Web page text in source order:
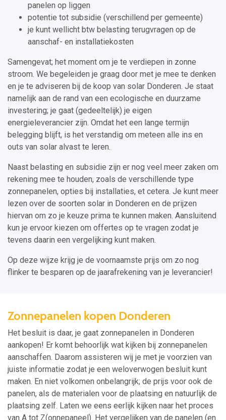
panelen op liggen
potentie tot subsidie (verschillend per gemeente)
je kunt wellicht btw belasting terugvragen op de
aanschaf- en installatiekosten
Samengevat; het moment om je te verdiepen in zonne
stroom. We begeleiden je graag door met je mee te denken
en je te adviseren bij de koop van solar Donderen. Je staat
namelijk aan de rand van een ecologische en duurzame
investering; je gaat (gedeeltelijk) je eigen
energieleverancier zijn. Omdat het een lange termijn
belegging blijft, is het verstandig om meteen alle ins en
outs van solar alvast te leren.
Naast belasting en subsidie zijn er nog veel meer zaken om
rekening mee te houden, zoals de verschillende type
zonnepanelen, opties bij installaties, et cetera. Je kunt meer
lezen over de soorten solar in Donderen en de prijzen
hiervan om zo je keuze prima te kunnen maken. Aansluitend
kun je ervoor kiezen om offertes op te vragen zodat je
tevens daarin een vergelijking kunt maken.
Op deze wijze krijg je de voornaamste prijs om zo nog
flinker te besparen op de jaarafrekening van je leverancier!
Zonnepanelen kopen Donderen
Het besluit is daar, je gaat zonnepanelen in Donderen
aankopen! Er komt behoorlijk wat kijken bij zonnepanelen
aanschaffen. Daarom assisteren wij je met je voorzien van
juiste informatie zodat je een weloverwogen besluit kunt
maken. En niet volkomen onbelangrijk; de prijs voor ook de
panelen, als de materialen voor de plaatsing en natuurlijk de
plaatsing zelf. Laten we eens eerlijk kijken naar het proces
van A tot Z(onnepaneel). Het vergelijken van de panelen (en